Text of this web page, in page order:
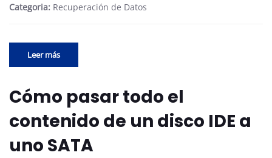
Categoria: Recuperación de Datos
Leer más
Cómo pasar todo el
contenido de un disco IDE a
uno SATA